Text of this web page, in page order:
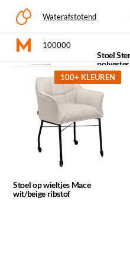
Waterafstotend
100000
Klik op een icoon voor meer
Stoel
Recent bekeken
Stoel op wieltjes Mace
wit/beige ribstof
100+ KLEUREN